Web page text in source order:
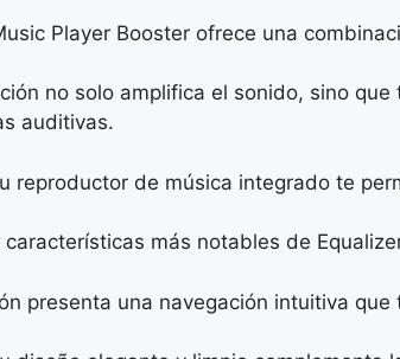
Player Booster ofrece una
no solo amplifica el sonido, sino
auditivas.
reproductor de música integrado te
características más notables de
presenta una navegación intuitiva